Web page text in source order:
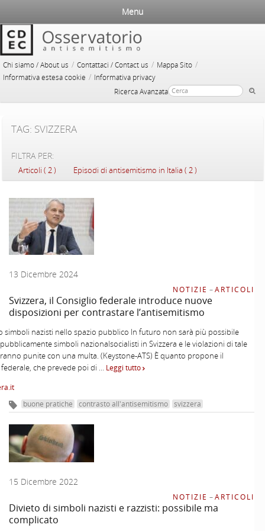
Chi siamo / About us / Contattaci / Contact us / Mappa Sito /
Informativa estesa cookie / Informativa privacy
Ricerca Avanzata
Menu
TAG: SVIZZERA
FILTRA PER:
Articoli ( 2 ) Episodi di antisemitismo in Italia ( 2 )
13 Dicembre 2024
NOTIZIE –ARTICOLI
Svizzera, il Consiglio federale introduce nuove
disposizioni per contrastare l’antisemitismo
simboli nazisti nello spazio pubblico In futuro non sarà più possibile
simboli nazionalsocialisti in Svizzera e le violazioni di tale
punite con una multa. (Keystone-ATS) È quanto propone il
che prevede poi di … Leggi tutto
buone pratiche contrasto all'antisemitismo svizzera
15 Dicembre 2022
NOTIZIE –ARTICOLI
Divieto di simboli nazisti e razzisti: possibile ma
complicato